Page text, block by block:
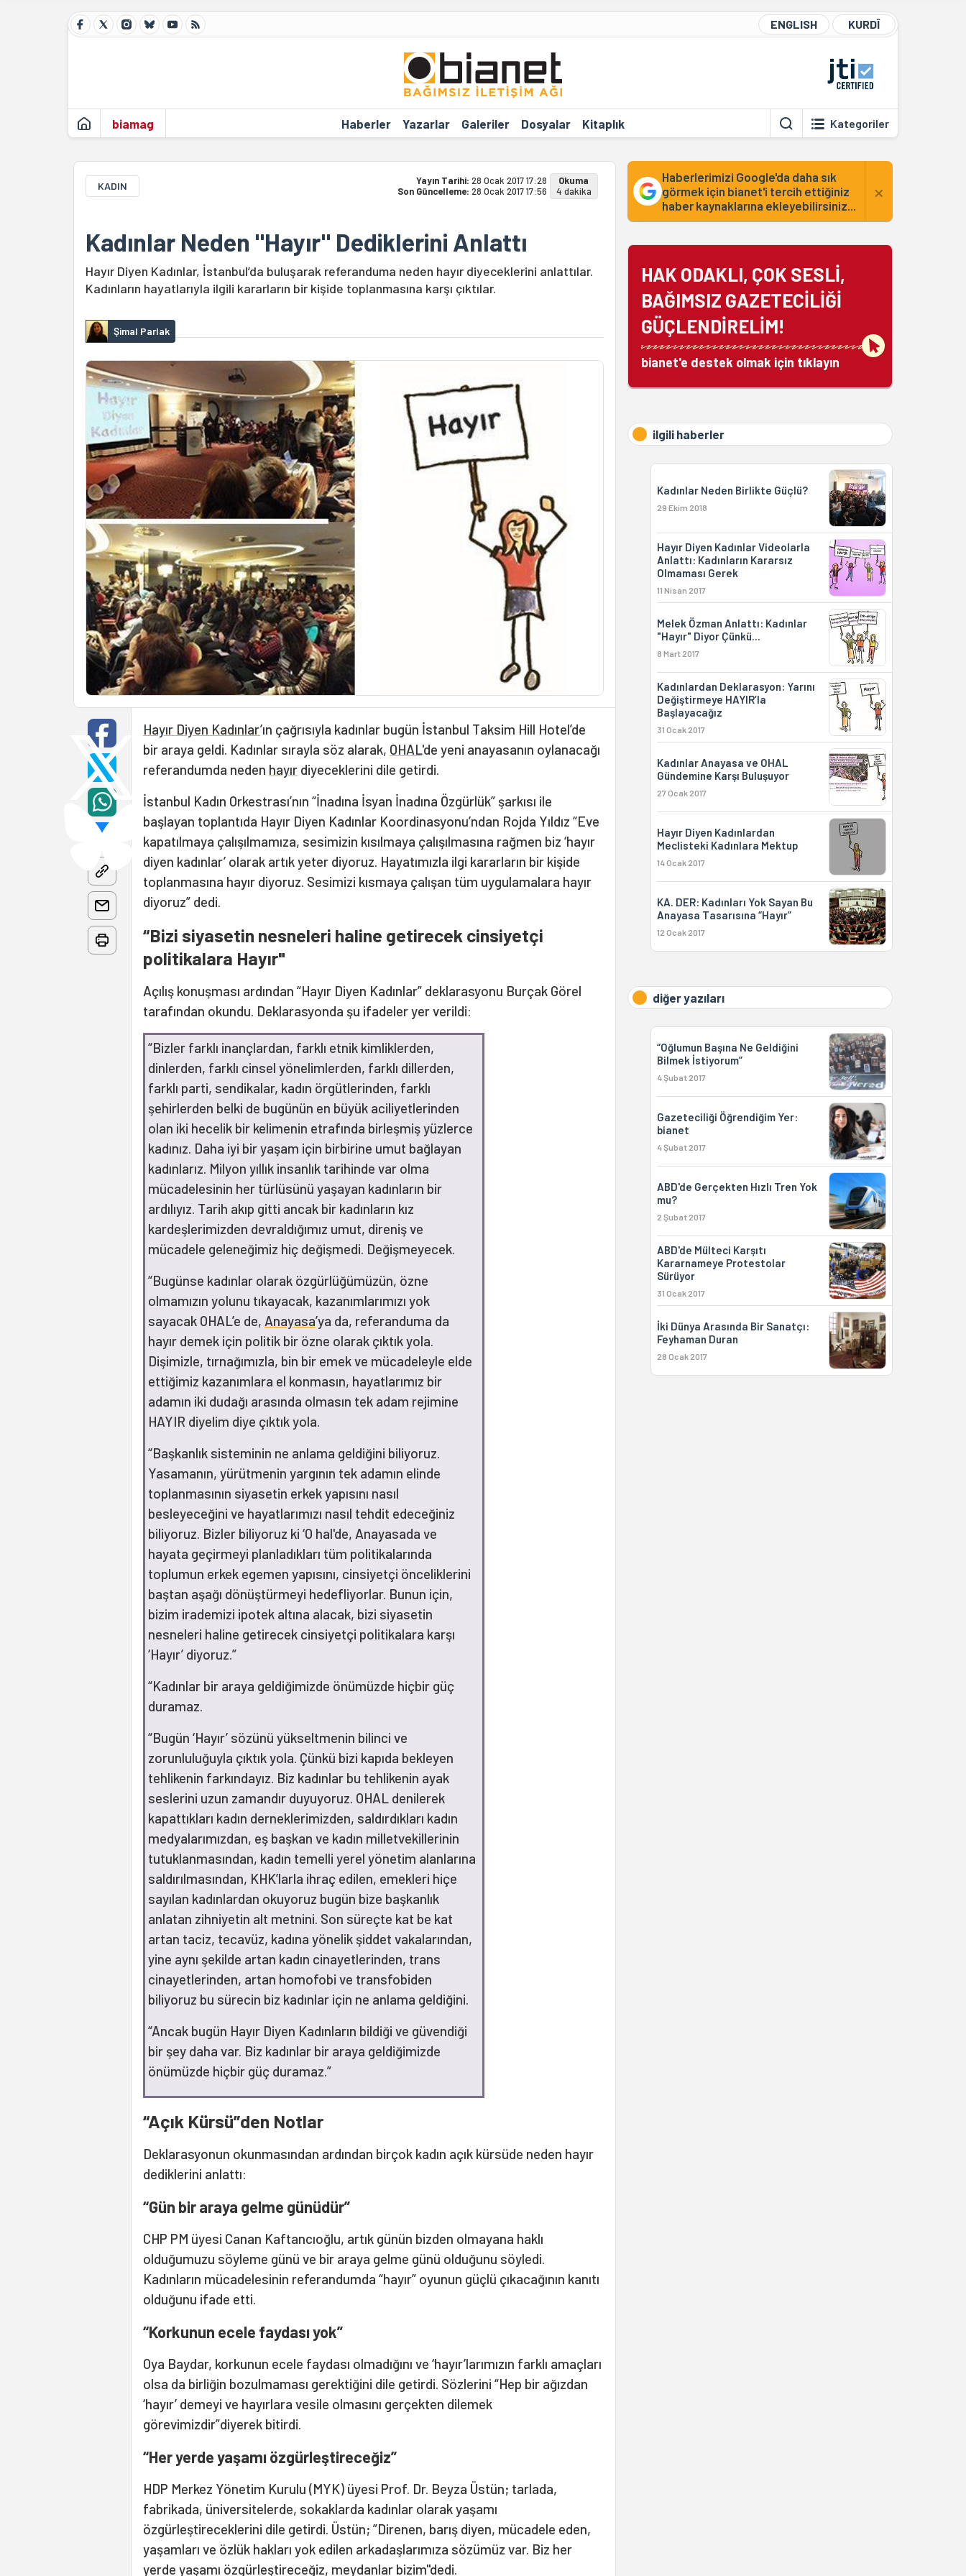
ENGLISH KURDÎ
biamag Haberler Yazarlar Galeriler Dosyalar Kitaplık Kategoriler
KADIN Yayın Tarihi: 28 Ocak 2017 17:28
Son Güncelleme: 28 Ocak 2017 17:56
Okuma
4 dakika
Kadınlar Neden "Hayır" Dediklerini Anlattı
Hayır Diyen Kadınlar, İstanbul’da buluşarak referanduma neden hayır diyeceklerini anlattılar.
Kadınların hayatlarıyla ilgili kararların bir kişide toplanmasına karşı çıktılar.
Şimal Parlak
Hayır Diyen Kadınlar’ın çağrısıyla kadınlar bugün İstanbul Taksim Hill Hotel’de
bir araya geldi. Kadınlar sırayla söz alarak, OHAL'de yeni anayasanın oylanacağı
referandumda neden hayır diyeceklerini dile getirdi.
İstanbul Kadın Orkestrası’nın “İnadına İsyan İnadına Özgürlük” şarkısı ile
başlayan toplantıda Hayır Diyen Kadınlar Koordinasyonu’ndan Rojda Yıldız “Eve
kapatılmaya çalışılmamıza, sesimizin kısılmaya çalışılmasına rağmen biz ‘hayır
diyen kadınlar’ olarak artık yeter diyoruz. Hayatımızla ilgi kararların bir kişide
toplanmasına hayır diyoruz. Sesimizi kısmaya çalışan tüm uygulamalara hayır
diyoruz” dedi.
“Bizi siyasetin nesneleri haline getirecek cinsiyetçi
politikalara Hayır"
Açılış konuşması ardından “Hayır Diyen Kadınlar” deklarasyonu Burçak Görel
tarafından okundu. Deklarasyonda şu ifadeler yer verildi:
“Bizler farklı inançlardan, farklı etnik kimliklerden,
dinlerden, farklı cinsel yönelimlerden, farklı dillerden,
farklı parti, sendikalar, kadın örgütlerinden, farklı
şehirlerden belki de bugünün en büyük aciliyetlerinden
olan iki hecelik bir kelimenin etrafında birleşmiş yüzlerce
kadınız. Daha iyi bir yaşam için birbirine umut bağlayan
kadınlarız. Milyon yıllık insanlık tarihinde var olma
mücadelesinin her türlüsünü yaşayan kadınların bir
ardılıyız. Tarih akıp gitti ancak bir kadınların kız
kardeşlerimizden devraldığımız umut, direniş ve
mücadele geleneğimiz hiç değişmedi. Değişmeyecek.
“Bugünse kadınlar olarak özgürlüğümüzün, özne
olmamızın yolunu tıkayacak, kazanımlarımızı yok
sayacak OHAL’e de, Anayasa’ya da, referanduma da
hayır demek için politik bir özne olarak çıktık yola.
Dişimizle, tırnağımızla, bin bir emek ve mücadeleyle elde
ettiğimiz kazanımlara el konmasın, hayatlarımız bir
adamın iki dudağı arasında olmasın tek adam rejimine
HAYIR diyelim diye çıktık yola.
“Başkanlık sisteminin ne anlama geldiğini biliyoruz.
Yasamanın, yürütmenin yargının tek adamın elinde
toplanmasının siyasetin erkek yapısını nasıl
besleyeceğini ve hayatlarımızı nasıl tehdit edeceğiniz
biliyoruz. Bizler biliyoruz ki ‘O hal'de, Anayasada ve
hayata geçirmeyi planladıkları tüm politikalarında
toplumun erkek egemen yapısını, cinsiyetçi önceliklerini
baştan aşağı dönüştürmeyi hedefliyorlar. Bunun için,
bizim irademizi ipotek altına alacak, bizi siyasetin
nesneleri haline getirecek cinsiyetçi politikalara karşı
‘Hayır’ diyoruz.”
“Kadınlar bir araya geldiğimizde önümüzde hiçbir güç
duramaz.
“Bugün ‘Hayır’ sözünü yükseltmenin bilinci ve
zorunluluğuyla çıktık yola. Çünkü bizi kapıda bekleyen
tehlikenin farkındayız. Biz kadınlar bu tehlikenin ayak
seslerini uzun zamandır duyuyoruz. OHAL denilerek
kapattıkları kadın derneklerimizden, saldırdıkları kadın
medyalarımızdan, eş başkan ve kadın milletvekillerinin
tutuklanmasından, kadın temelli yerel yönetim alanlarına
saldırılmasından, KHK’larla ihraç edilen, emekleri hiçe
sayılan kadınlardan okuyoruz bugün bize başkanlık
anlatan zihniyetin alt metnini. Son süreçte kat be kat
artan taciz, tecavüz, kadına yönelik şiddet vakalarından,
yine aynı şekilde artan kadın cinayetlerinden, trans
cinayetlerinden, artan homofobi ve transfobiden
biliyoruz bu sürecin biz kadınlar için ne anlama geldiğini.
“Ancak bugün Hayır Diyen Kadınların bildiği ve güvendiği
bir şey daha var. Biz kadınlar bir araya geldiğimizde
önümüzde hiçbir güç duramaz.”
“Açık Kürsü”den Notlar
Deklarasyonun okunmasından ardından birçok kadın açık kürsüde neden hayır
dediklerini anlattı:
“Gün bir araya gelme günüdür”
CHP PM üyesi Canan Kaftancıoğlu, artık günün bizden olmayana haklı
olduğumuzu söyleme günü ve bir araya gelme günü olduğunu söyledi.
Kadınların mücadelesinin referandumda “hayır” oyunun güçlü çıkacağının kanıtı
olduğunu ifade etti.
“Korkunun ecele faydası yok”
Oya Baydar, korkunun ecele faydası olmadığını ve ‘hayır’larımızın farklı amaçları
olsa da birliğin bozulmaması gerektiğini dile getirdi. Sözlerini “Hep bir ağızdan
‘hayır’ demeyi ve hayırlara vesile olmasını gerçekten dilemek
görevimizdir”diyerek bitirdi.
“Her yerde yaşamı özgürleştireceğiz”
HDP Merkez Yönetim Kurulu (MYK) üyesi Prof. Dr. Beyza Üstün; tarlada,
fabrikada, üniversitelerde, sokaklarda kadınlar olarak yaşamı
özgürleştireceklerini dile getirdi. Üstün; ”Direnen, barış diyen, mücadele eden,
yaşamları ve özlük hakları yok edilen arkadaşlarımıza sözümüz var. Biz her
yerde yaşamı özgürleştireceğiz, meydanlar bizim"dedi.
Haberlerimizi Google'da daha sık
görmek için bianet'i tercih ettiğiniz
haber kaynaklarına ekleyebilirsiniz...
×
HAK ODAKLI, ÇOK SESLİ,
BAĞIMSIZ GAZETECİLİĞİ
GÜÇLENDİRELİM!
bianet'e destek olmak için tıklayın
ilgili haberler
Kadınlar Neden Birlikte Güçlü?
29 Ekim 2018
Hayır Diyen Kadınlar Videolarla
Anlattı: Kadınların Kararsız
Olmaması Gerek
11 Nisan 2017
Melek Özman Anlattı: Kadınlar
"Hayır" Diyor Çünkü...
8 Mart 2017
Kadınlardan Deklarasyon: Yarını
Değiştirmeye HAYIR’la
Başlayacağız
31 Ocak 2017
Kadınlar Anayasa ve OHAL
Gündemine Karşı Buluşuyor
27 Ocak 2017
Hayır Diyen Kadınlardan
Meclisteki Kadınlara Mektup
14 Ocak 2017
KA. DER: Kadınları Yok Sayan Bu
Anayasa Tasarısına “Hayır”
12 Ocak 2017
diğer yazıları
“Oğlumun Başına Ne Geldiğini
Bilmek İstiyorum”
4 Şubat 2017
Gazeteciliği Öğrendiğim Yer:
bianet
4 Şubat 2017
ABD'de Gerçekten Hızlı Tren Yok
mu?
2 Şubat 2017
ABD'de Mülteci Karşıtı
Kararnameye Protestolar
Sürüyor
31 Ocak 2017
İki Dünya Arasında Bir Sanatçı:
Feyhaman Duran
28 Ocak 2017